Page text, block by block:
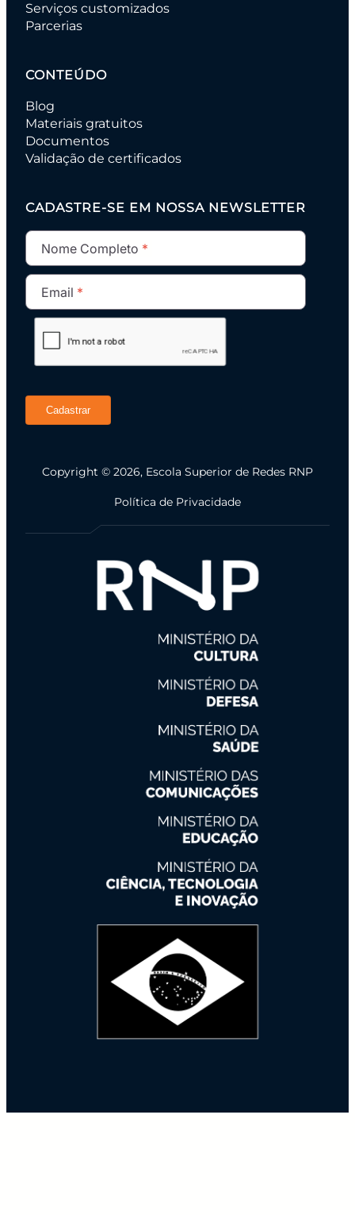
Serviços customizados
Parcerias
CONTEÚDO
Blog
Materiais gratuitos
Documentos
Validação de certificados
CADASTRE-SE EM NOSSA NEWSLETTER
Nome Completo
Email
Cadastrar
Copyright © 2026, Escola Superior de Redes RNP
Política de Privacidade